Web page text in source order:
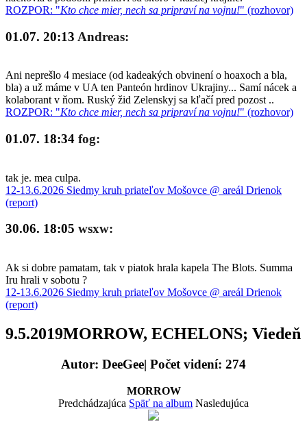
ROZPOR: "Kto chce mier, nech sa pripraví na vojnu!" (rozhovor)
01.07. 20:13 Andreas:
Ani neprešlo 4 mesiace (od kadeakých obvinení o hoaxoch a bla,
bla) a už máme v UA ten Panteón hrdinov Ukrajiny... Samí nácek a
kolaborant v ňom. Ruský žid Zelenskyj sa kľačí pred pozost ..
ROZPOR: "Kto chce mier, nech sa pripraví na vojnu!" (rozhovor)
01.07. 18:34 fog:
tak je. mea culpa.
12-13.6.2026 Siedmy kruh priateľov Mošovce @ areál Drienok
(report)
30.06. 18:05 wsxw:
Ak si dobre pamatam, tak v piatok hrala kapela The Blots. Summa
Iru hrali v sobotu ?
12-13.6.2026 Siedmy kruh priateľov Mošovce @ areál Drienok
(report)
9.5.2019MORROW, ECHELONS; Viedeň
Autor: DeeGee| Počet videní: 274
MORROW
Predchádzajúca Späť na album Nasledujúca